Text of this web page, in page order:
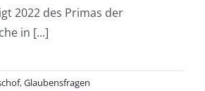
2022 des Primas der
in [...]
,Glaubensfragen